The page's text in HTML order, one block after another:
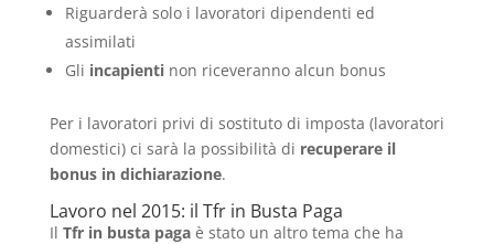
Riguarderà solo i lavoratori dipendenti ed
assimilati
Gli incapienti non riceveranno alcun bonus
Per i lavoratori privi di sostituto di imposta (lavoratori
domestici) ci sarà la possibilità di recuperare il
bonus in dichiarazione.
Lavoro nel 2015: il Tfr in Busta Paga
Il Tfr in busta paga è stato un altro tema che ha